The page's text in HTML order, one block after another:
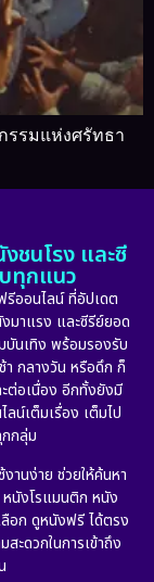
รรมแห่งศรัทธา
ชนโรง และซี
ทุกแนว
ออนไลน์ ที่อัปเดต
มาแรง และซีรีย์ยอด
บันเทิง พร้อมรองรับ
า กลางวัน หรือดึก ก็
ต่อเนื่อง อีกทั้งยังมี
น์เต็มเรื่อง เต็มไป
กลุ่ม
านง่าย ช่วยให้ค้นหา
หนังโรแมนติก หนัง
อก ดูหนังฟรี ได้ตรง
ะดวกในการเข้าถึง